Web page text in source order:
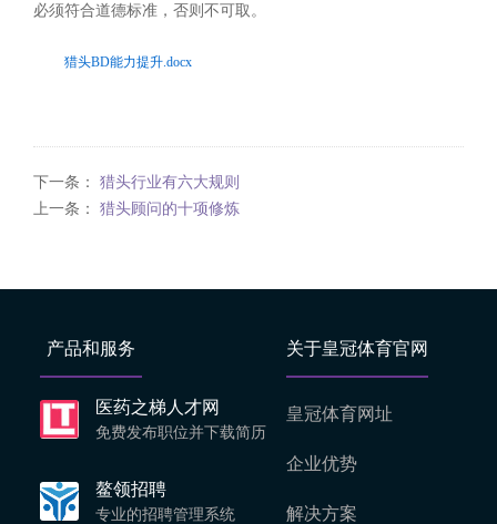
必须符合道德标准，否则不可取。
猎头BD能力提升.docx
下一条： 猎头行业有六大规则
上一条： 猎头顾问的十项修炼
产品和服务
医药之梯人才网
免费发布职位并下载简历
鳌领招聘
专业的招聘管理系统
关于皇冠体育官网
皇冠体育网址
企业优势
解决方案